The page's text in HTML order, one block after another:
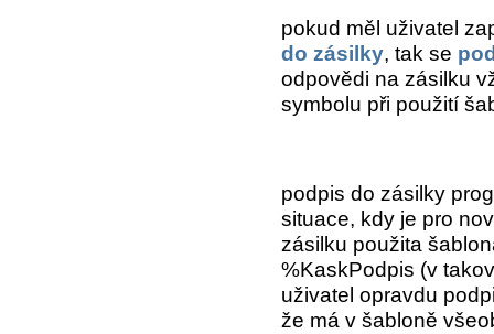
pokud měl uživatel
do zásilky, tak se
odpovědi na zásilku
symbolu při použití
podpis do zásilky
situace, kdy je pro
zásilku použita
%KaskPodpis (v
uživatel opravdu
že má v šabloně